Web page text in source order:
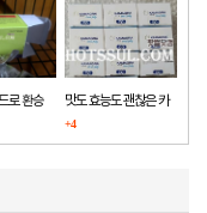
로 환승
맛도 효능도 괜찮은 카
마그라
+4